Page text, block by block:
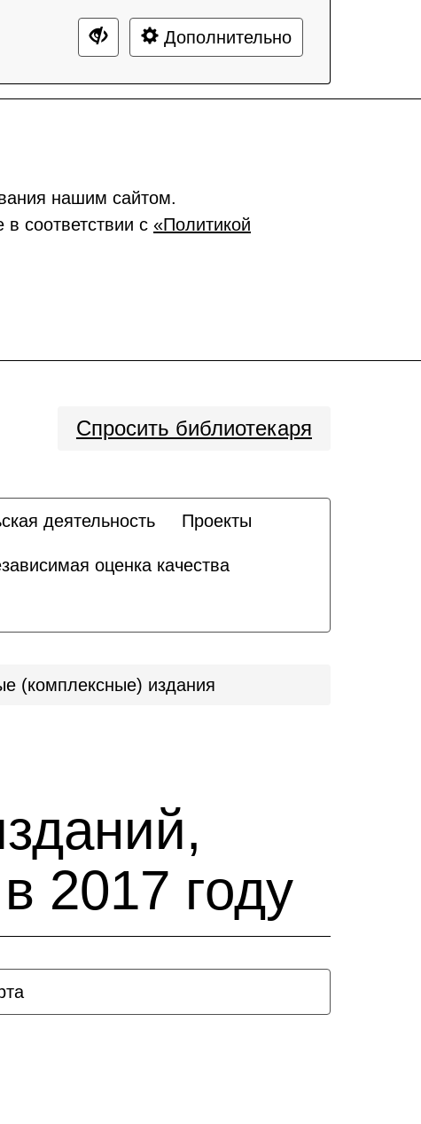
Дополнительно
нашим сайтом.
соответствии с «Политикой
Спросить библиотекаря
деятельность Проекты
оценка качества
(комплексные) издания
2017 году